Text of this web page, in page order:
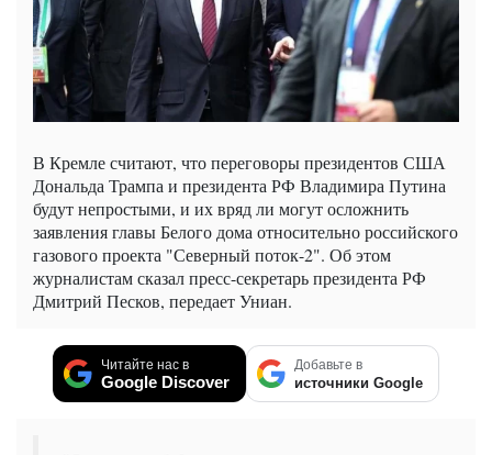
В Кремле считают, что переговоры президентов США
Дональда Трампа и президента РФ Владимира Путина
будут непростыми, и их вряд ли могут осложнить
заявления главы Белого дома относительно российского
газового проекта "Северный поток-2". Об этом
журналистам сказал пресс-секретарь президента РФ
Дмитрий Песков, передает Униан.
Читайте нас в
Google Discover
Добавьте в
источники Google